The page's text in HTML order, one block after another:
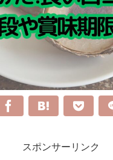
スポンサーリンク